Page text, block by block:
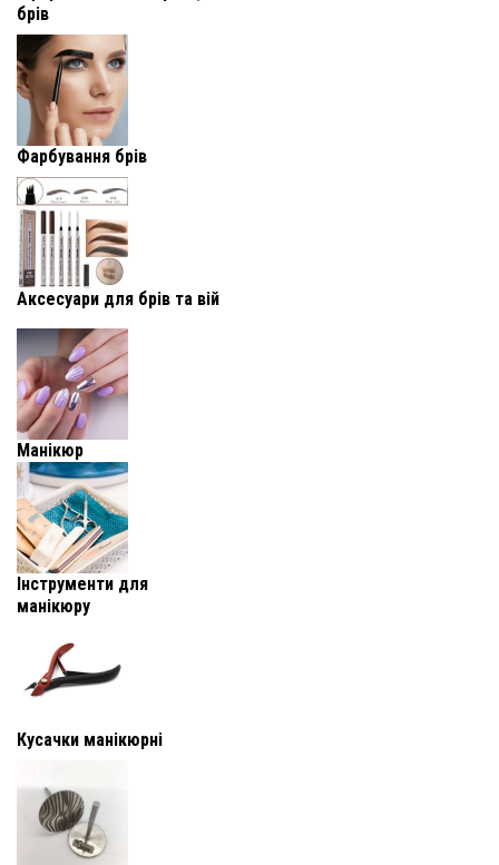
брів
Фарбування брів
Аксесуари для брів та вій
Манікюр
Інструменти для
манікюру
Кусачки манікюрні